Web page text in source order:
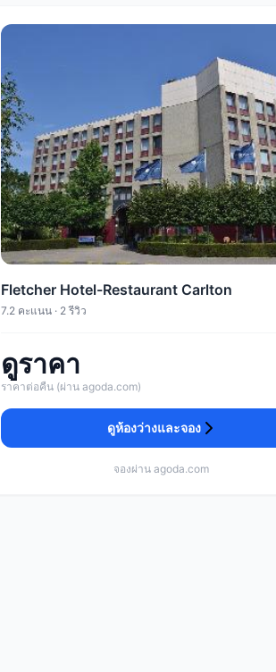
Fletcher Hotel-Restaurant Carlton
7.2 คะแนน · 2 รีวิว
ดูราคา
ราคาต่อคืน (ผ่าน agoda.com)
ดูห้องว่างและจอง
จองผ่าน agoda.com